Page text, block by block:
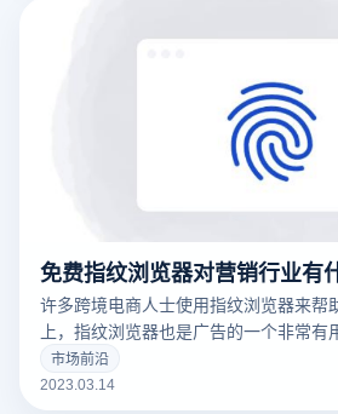
免费指纹浏览器对营销行业有
许多跨境电商人士使用指纹浏览器来帮
上，指纹浏览器也是广告的一个非常有
告营销人员解决许多问题。
市场前沿
2023.03.14